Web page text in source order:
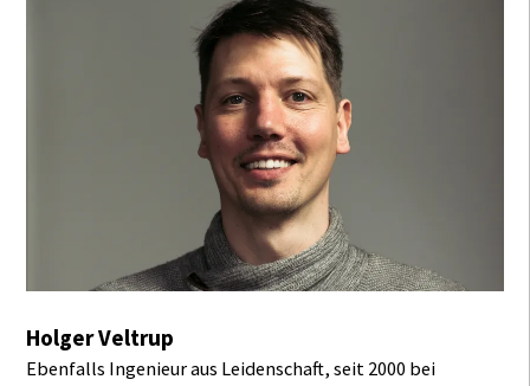
Holger Veltrup
Ebenfalls Ingenieur aus Leidenschaft, seit 2000 bei